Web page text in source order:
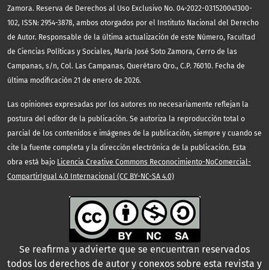
Zamora. Reserva de Derechos al Uso Exclusivo No. 04-2022-031520041300-
102, ISSN: 2954-3878, ambos otorgados por el Instituto Nacional del Derecho
de Autor. Responsable de la última actualización de este Número, Facultad
de Ciencias Políticas y Sociales, María José Soto Zamora, Cerro de las
Campanas, s/n, Col. Las Campanas, Querétaro Qro., C.P. 76010. Fecha de
última modificación 21 de enero de 2026.
Las opiniones expresadas por los autores no necesariamente reflejan la
postura del editor de la publicación. Se autoriza la reproducción total o
parcial de los contenidos e imágenes de la publicación, siempre y cuando se
cite la fuente completa y la dirección electrónica de la publicación. Esta
obra está bajo Licencia Creative Commons Reconocimiento-NoComercial-
CompartirIgual 4.0 Internacional (CC BY-NC-SA 4.0)
Se reafirma y advierte que se encuentran reservados
todos los derechos de autor y conexos sobre esta revista y